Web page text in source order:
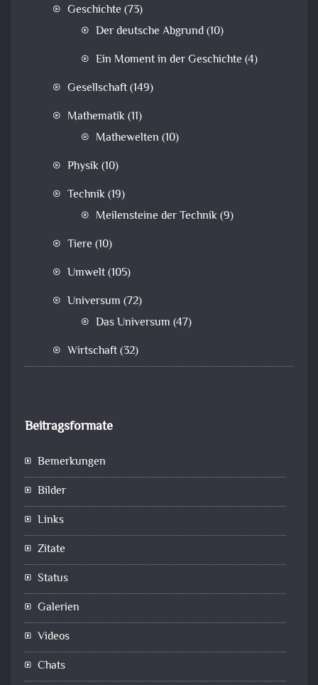
Geschichte (73)
Der deutsche Abgrund(10)
Ein Moment in der Geschichte (4)
Gesellschaft(149)
Mathematik(11)
Mathewelten (10)
Physik(10)
Technik(19)
Meilensteine der Technik(9)
Tiere (10)
Umwelt(105)
Universum (72)
Das Universum (47)
Wirtschaft(32)
Beitragsformate
Bemerkungen
Bilder
Links
Zitate
Status
Galerien
Videos
Chats